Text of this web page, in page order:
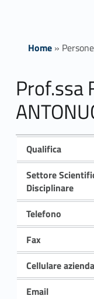
Home» Persone
Prof.ssa
Qualifica
Settore
Disciplinare
Telefono
Fax
Cellulare
Email